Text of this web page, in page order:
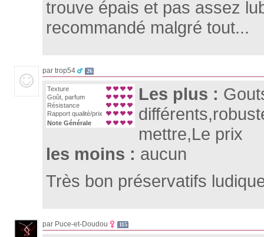
trouve épais et pas assez
recommandé malgré tout...
par trop54 26
Texture
Goût, parfum
Résistance
Rapport qualité/prix
Note Générale
Les plus :
mettre,Le prix
les moins : aucun
Très bon préservatifs
par Puce-et-Doudou 115